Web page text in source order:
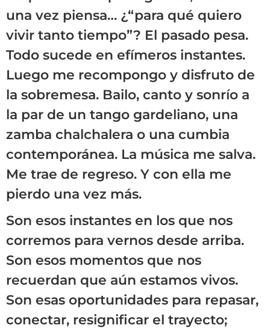
una vez piensa… ¿“para qué quiero
vivir tanto tiempo”? El pasado pesa.
Todo sucede en efímeros instantes.
Luego me recompongo y disfruto de
la sobremesa. Bailo, canto y sonrío a
la par de un tango gardeliano, una
zamba chalchalera o una cumbia
contemporánea. La música me salva.
Me trae de regreso. Y con ella me
pierdo una vez más.
Son esos instantes en los que nos
corremos para vernos desde arriba.
Son esos momentos que nos
recuerdan que aún estamos vivos.
Son esas oportunidades para repasar,
conectar, resignificar el trayecto;